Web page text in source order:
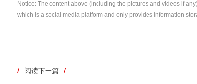
Notice: The content above (including the pictures and videos if
which is a social media platform and only provides information
/ 阅读下一篇 /